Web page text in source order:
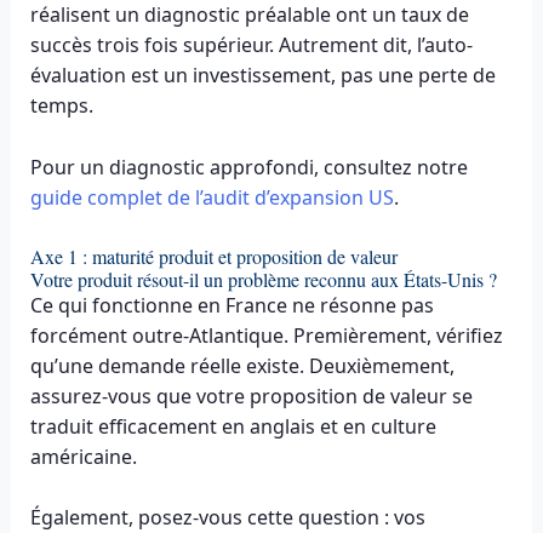
réalisent un diagnostic préalable ont un taux de
succès trois fois supérieur. Autrement dit, l’auto-
évaluation est un investissement, pas une perte de
temps.
Pour un diagnostic approfondi, consultez notre
guide complet de l’audit d’expansion US.
Axe 1 : maturité produit et proposition de valeur
Votre produit résout-il un problème reconnu aux États-Unis ?
Ce qui fonctionne en France ne résonne pas
forcément outre-Atlantique. Premièrement, vérifiez
qu’une demande réelle existe. Deuxièmement,
assurez-vous que votre proposition de valeur se
traduit efficacement en anglais et en culture
américaine.
Également, posez-vous cette question : vos